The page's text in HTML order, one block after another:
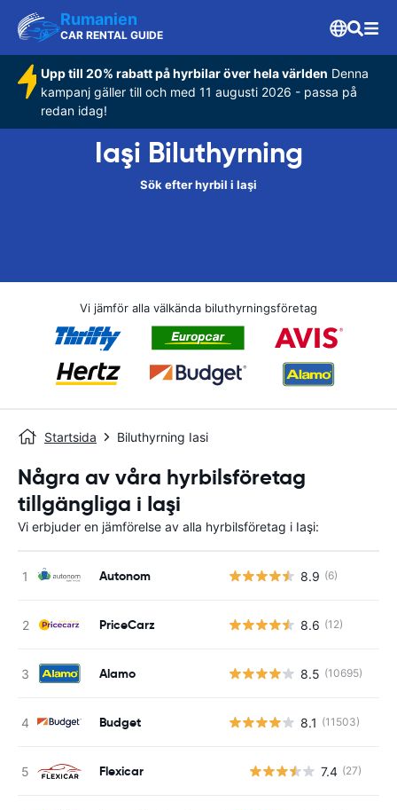
Rumanien
CAR RENTAL GUIDE
Upp till 20% rabatt på hyrbilar över hela världen Denna
kampanj gäller till och med 11 augusti 2026 - passa på
redan idag!
Iaşi Biluthyrning
Sök efter hyrbil i Iaşi
Vi jämför alla välkända biluthyrningsföretag
Startsida Biluthyrning Iasi
Några av våra hyrbilsföretag
tillgängliga i Iaşi
Vi erbjuder en jämförelse av alla hyrbilsföretag i Iaşi:
Autonom 8.9 (6)
PriceCarz 8.6 (12)
Alamo 8.5 (10695)
Budget 8.1 (11503)
Flexicar 7.4 (27)